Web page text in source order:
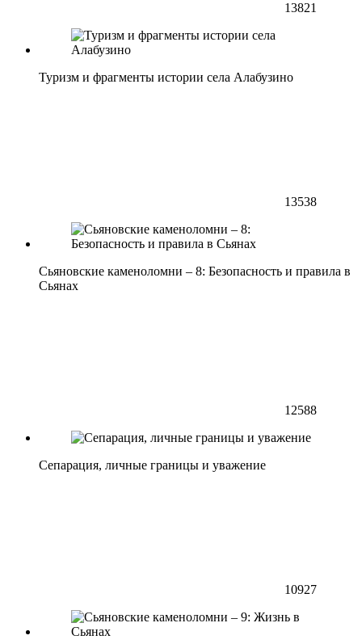
13821
Туризм и фрагменты истории села Алабузино
13538
Сьяновские каменоломни – 8: Безопасность и правила в
Сьянах
12588
Сепарация, личные границы и уважение
10927